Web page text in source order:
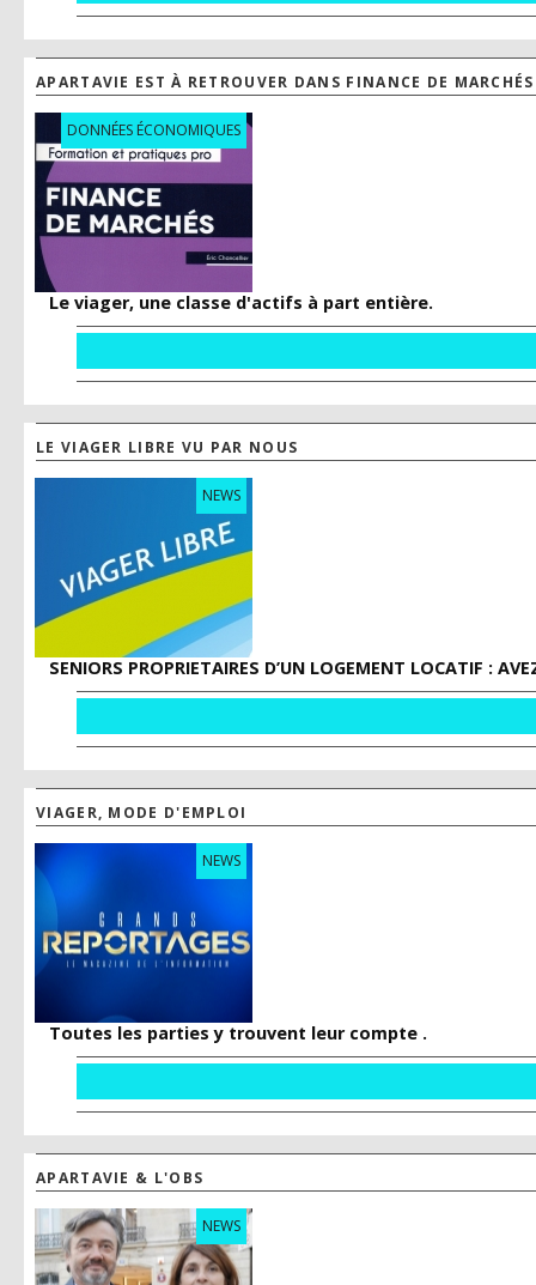
APARTAVIE EST À RETROUVER DANS FINANCE DE MARCHÉS
DONNÉES ÉCONOMIQUES
Le viager, une classe d'actifs à part entière.
LE VIAGER LIBRE VU PAR NOUS
NEWS
SENIORS PROPRIETAIRES D’UN LOGEMENT LOCATIF :
VIAGER, MODE D'EMPLOI
NEWS
Toutes les parties y trouvent leur compte .
APARTAVIE & L'OBS
NEWS